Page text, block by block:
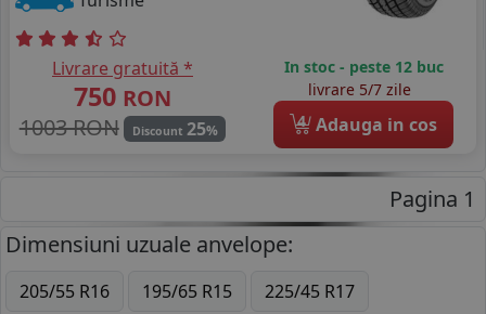
Livrare gratuită *
750 RON
1003 RON
Discount 25%
In stoc - peste 12 buc
livrare 5/7 zile
4 Adauga in cos
Pagina 1
Dimensiuni uzuale anvelope:
205/55 R16 195/65 R15
225/45 R17